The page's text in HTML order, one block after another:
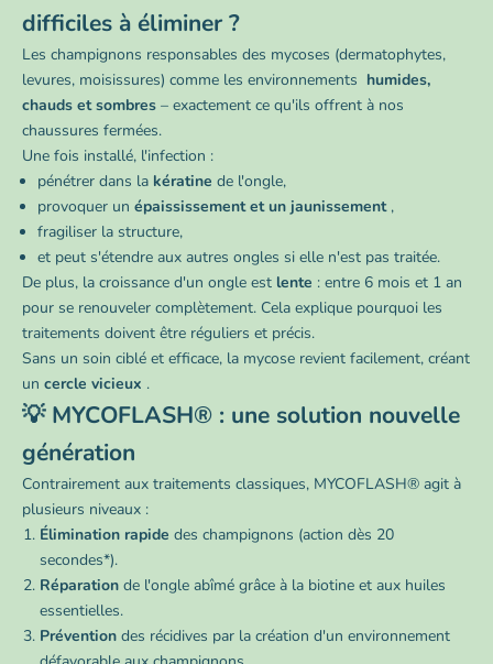
difficiles à éliminer ?
Les champignons responsables des mycoses (dermatophytes,
levures, moisissures) comme les environnements humides,
chauds et sombres – exactement ce qu'ils offrent à nos
chaussures fermées.
Une fois installé, l'infection :
pénétrer dans la kératine de l'ongle,
provoquer un épaississement et un jaunissement ,
fragiliser la structure,
et peut s'étendre aux autres ongles si elle n'est pas traitée.
De plus, la croissance d'un ongle est lente : entre 6 mois et 1 an
pour se renouveler complètement. Cela explique pourquoi les
traitements doivent être réguliers et précis.
Sans un soin ciblé et efficace, la mycose revient facilement, créant
un cercle vicieux .
💡 MYCOFLASH® : une solution nouvelle
génération
Contrairement aux traitements classiques, MYCOFLASH® agit à
plusieurs niveaux :
Élimination rapide des champignons (action dès 20
secondes*).
Réparation de l'ongle abîmé grâce à la biotine et aux huiles
essentielles.
Prévention des récidives par la création d'un environnement